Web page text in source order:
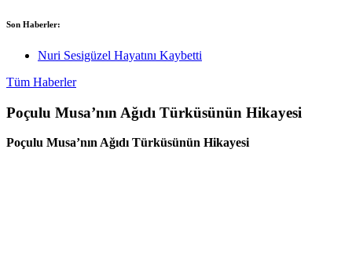
Son Haberler:
Nuri Sesigüzel Hayatını Kaybetti
Tüm Haberler
Poçulu Musa’nın Ağıdı Türküsünün Hikayesi
Poçulu Musa’nın Ağıdı Türküsünün Hikayesi